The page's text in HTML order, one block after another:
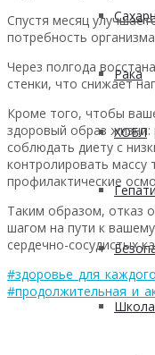
Рака
ХОБЛ
Спустя месяц
потребность
Через полгода
стенки, что снижает
Кроме того, чтобы
здоровый образ жизни:
соблюдать диету с
контролировать массу
профилактические
Таким образом, отказ
шагом на пути к
сердечно-сосудистых
#здоровье_для_каждого